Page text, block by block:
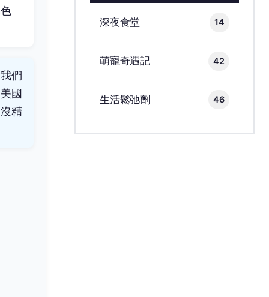
們
美國
精
深夜食堂 14
萌寵奇遇記 42
生活鬆弛劑 46